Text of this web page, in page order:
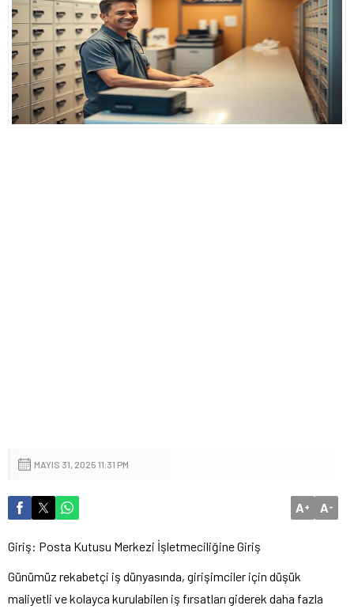
MAYIS 31, 2025 11:31 PM
A+ A-
Giriş: Posta Kutusu Merkezi İşletmeciliğine Giriş
Günümüz rekabetçi iş dünyasında, girişimciler için düşük
maliyetli ve kolayca kurulabilen iş fırsatları giderek daha fazla